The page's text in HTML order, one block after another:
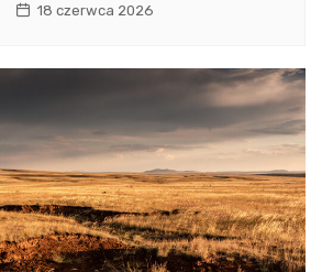
18 czerwca 2026